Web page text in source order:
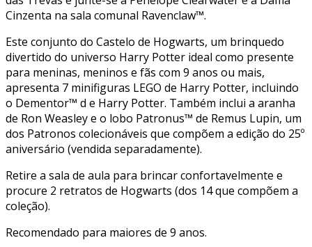
Cinzenta na sala comunal Ravenclaw™.
Este conjunto do Castelo de Hogwarts, um brinquedo
divertido do universo Harry Potter ideal como presente
para meninas, meninos e fãs com 9 anos ou mais,
apresenta 7 minifiguras LEGO de Harry Potter, incluindo
o Dementor™ d e Harry Potter. Também inclui a aranha
de Ron Weasley e o lobo Patronus™ de Remus Lupin, um
dos Patronos colecionáveis que compõem a edição do 25º
aniversário (vendida separadamente).
Retire a sala de aula para brincar confortavelmente e
procure 2 retratos de Hogwarts (dos 14 que compõem a
coleção).
Recomendado para maiores de 9 anos.